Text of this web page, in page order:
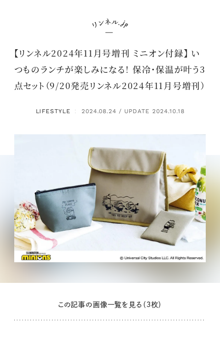
【リンネル2024年11月号増刊 ミニオン付録】 い
つものランチが楽しみになる！ 保冷・保温が叶う3
点セット（9/20発売リンネル2024年11月号増刊）
LIFESTYLE ： 2024.08.24 / UPDATE 2024.10.18
この記事の画像一覧を見る（3枚）